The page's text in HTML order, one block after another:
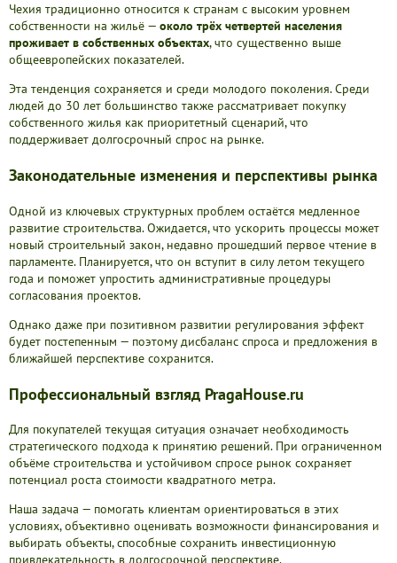
Чехия традиционно относится к странам с высоким уровнем
собственности на жильё — около трёх четвертей населения
проживает в собственных объектах, что существенно выше
общеевропейских показателей.
Эта тенденция сохраняется и среди молодого поколения. Среди
людей до 30 лет большинство также рассматривает покупку
собственного жилья как приоритетный сценарий, что
поддерживает долгосрочный спрос на рынке.
Законодательные изменения и перспективы рынка
Одной из ключевых структурных проблем остаётся медленное
развитие строительства. Ожидается, что ускорить процессы может
новый строительный закон, недавно прошедший первое чтение в
парламенте. Планируется, что он вступит в силу летом текущего
года и поможет упростить административные процедуры
согласования проектов.
Однако даже при позитивном развитии регулирования эффект
будет постепенным — поэтому дисбаланс спроса и предложения в
ближайшей перспективе сохранится.
Профессиональный взгляд PragaHouse.ru
Для покупателей текущая ситуация означает необходимость
стратегического подхода к принятию решений. При ограниченном
объёме строительства и устойчивом спросе рынок сохраняет
потенциал роста стоимости квадратного метра.
Наша задача — помогать клиентам ориентироваться в этих
условиях, объективно оценивать возможности финансирования и
выбирать объекты, способные сохранить инвестиционную
привлекательность в долгосрочной перспективе.